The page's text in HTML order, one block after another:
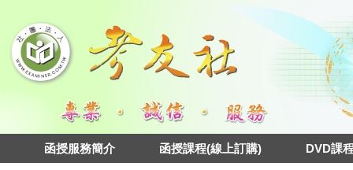
函授服務簡介 函授課程(線上訂購) DVD課